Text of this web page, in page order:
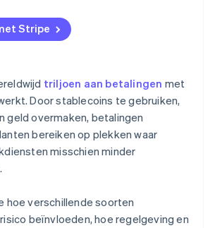
en conversie
rapportage
op
Stripe
triljoen aan betalingen met
Door stablecoins te gebruiken,
geld overmaken, betalingen
bereiken op plekken waar
misschien minder
hoe verschillende soorten
beïnvloeden, hoe regelgeving en